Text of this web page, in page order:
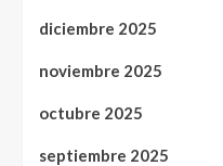
diciembre 2025
noviembre 2025
octubre 2025
septiembre 2025